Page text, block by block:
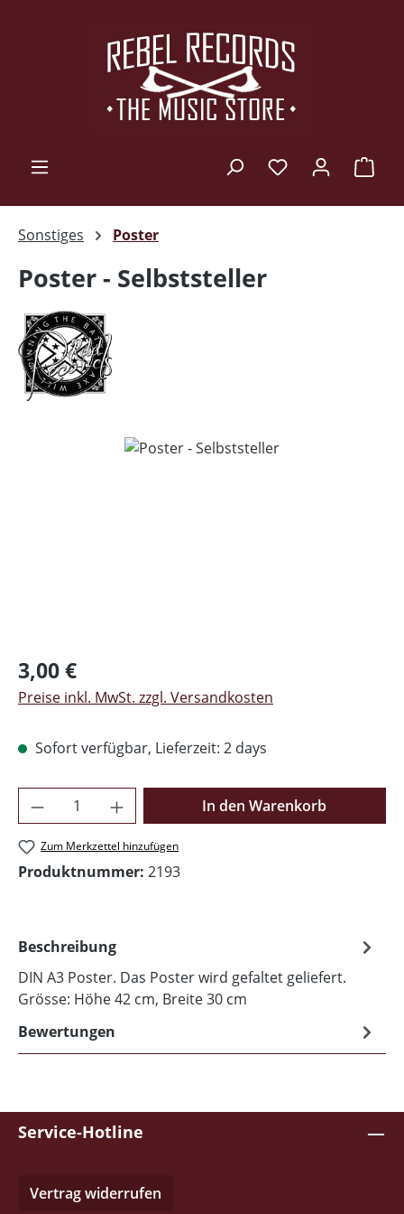
Sonstiges Poster
Poster - Selbststeller
Bildergalerie überspringen
Regulärer Preis:
3,00 €
Preise inkl. MwSt. zzgl. Versandkosten
Sofort verfügbar, Lieferzeit: 2 days
Produkt Anzahl: Gib den gewünschten
In den Warenkorb
Zum Merkzettel hinzufügen
Produktnummer: 2193
Beschreibung
DIN A3 Poster. Das Poster wird gefaltet geliefert.
Grösse: Höhe 42 cm, Breite 30 cm
Bewertungen
Service-Hotline
Vertrag widerrufen